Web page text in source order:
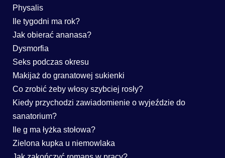
Physalis
Ile tygodni ma rok?
Jak obierać ananasa?
Dysmorfia
Seks podczas okresu
Makijaż do granatowej sukienki
Co zrobić żeby włosy szybciej rosły?
Kiedy przychodzi zawiadomienie o wyjeździe do
sanatorium?
Ile g ma łyżka stołowa?
Zielona kupka u niemowlaka